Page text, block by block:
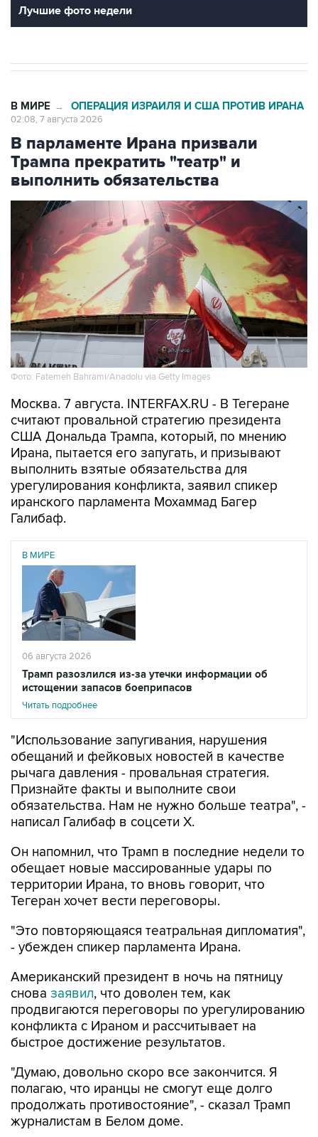
Лучшие фото недели
В МИРЕ → ОПЕРАЦИЯ ИЗРАИЛЯ И США ПРОТИВ ИРАНА
02:08, 7 августа 2026
В парламенте Ирана призвали
Трампа прекратить "театр" и
выполнить обязательства
Фото: Fatemeh Bahrami/Anadolu via Getty Images
Москва. 7 августа. INTERFAX.RU - В Тегеране
считают провальной стратегию президента
США Дональда Трампа, который, по мнению
Ирана, пытается его запугать, и призывают
выполнить взятые обязательства для
урегулирования конфликта, заявил спикер
иранского парламента Мохаммад Багер
Галибаф.
В МИРЕ
06 августа 2026
Трамп разозлился из-за утечки информации об
истощении запасов боеприпасов
Читать подробнее
"Использование запугивания, нарушения
обещаний и фейковых новостей в качестве
рычага давления - провальная стратегия.
Признайте факты и выполните свои
обязательства. Нам не нужно больше театра", -
написал Галибаф в соцсети X.
Он напомнил, что Трамп в последние недели то
обещает новые массированные удары по
территории Ирана, то вновь говорит, что
Тегеран хочет вести переговоры.
"Это повторяющаяся театральная дипломатия",
- убежден спикер парламента Ирана.
Американский президент в ночь на пятницу
снова заявил, что доволен тем, как
продвигаются переговоры по урегулированию
конфликта с Ираном и рассчитывает на
быстрое достижение результатов.
"Думаю, довольно скоро все закончится. Я
полагаю, что иранцы не смогут еще долго
продолжать противостояние", - сказал Трамп
журналистам в Белом доме.